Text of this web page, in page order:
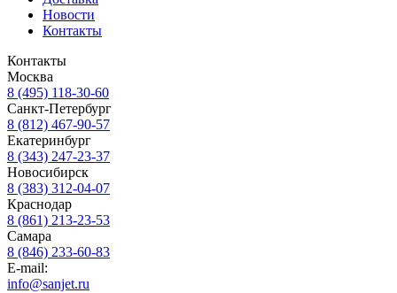
Новости
Контакты
Контакты
Москва
8 (495) 118-30-60
Санкт-Петербург
8 (812) 467-90-57
Екатеринбург
8 (343) 247-23-37
Новосибирск
8 (383) 312-04-07
Краснодар
8 (861) 213-23-53
Самара
8 (846) 233-60-83
E-mail:
info@sanjet.ru